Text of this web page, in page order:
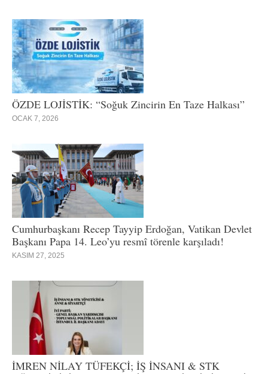
ÖZDE LOJİSTİK: “Soğuk Zincirin En Taze Halkası”
OCAK 7, 2026
Cumhurbaşkanı Recep Tayyip Erdoğan, Vatikan Devlet
Başkanı Papa 14. Leo’yu resmî törenle karşıladı!
KASIM 27, 2025
İMREN NİLAY TÜFEKÇİ; İŞ İNSANI & STK